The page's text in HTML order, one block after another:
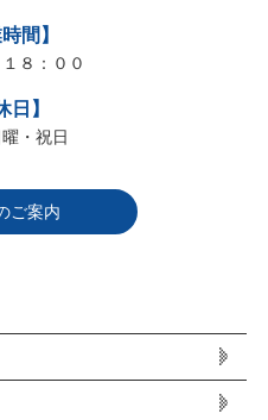
間】
８：００
日】
・祝日
ご案内